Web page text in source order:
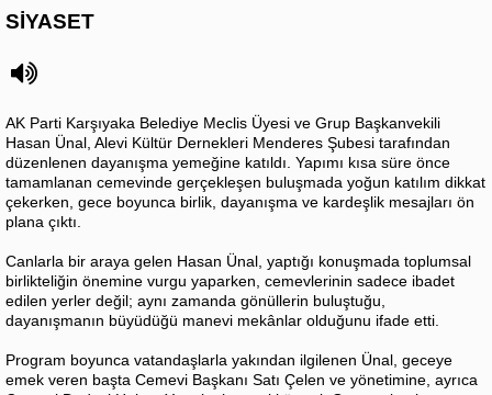
SİYASET
AK Parti Karşıyaka Belediye Meclis Üyesi ve Grup Başkanvekili
Hasan Ünal, Alevi Kültür Dernekleri Menderes Şubesi tarafından
düzenlenen dayanışma yemeğine katıldı. Yapımı kısa süre önce
tamamlanan cemevinde gerçekleşen buluşmada yoğun katılım dikkat
çekerken, gece boyunca birlik, dayanışma ve kardeşlik mesajları ön
plana çıktı.
Canlarla bir araya gelen Hasan Ünal, yaptığı konuşmada toplumsal
birlikteliğin önemine vurgu yaparken, cemevlerinin sadece ibadet
edilen yerler değil; aynı zamanda gönüllerin buluştuğu,
dayanışmanın büyüdüğü manevi mekânlar olduğunu ifade etti.
Program boyunca vatandaşlarla yakından ilgilenen Ünal, geceye
emek veren başta Cemevi Başkanı Satı Çelen ve yönetimine, ayrıca